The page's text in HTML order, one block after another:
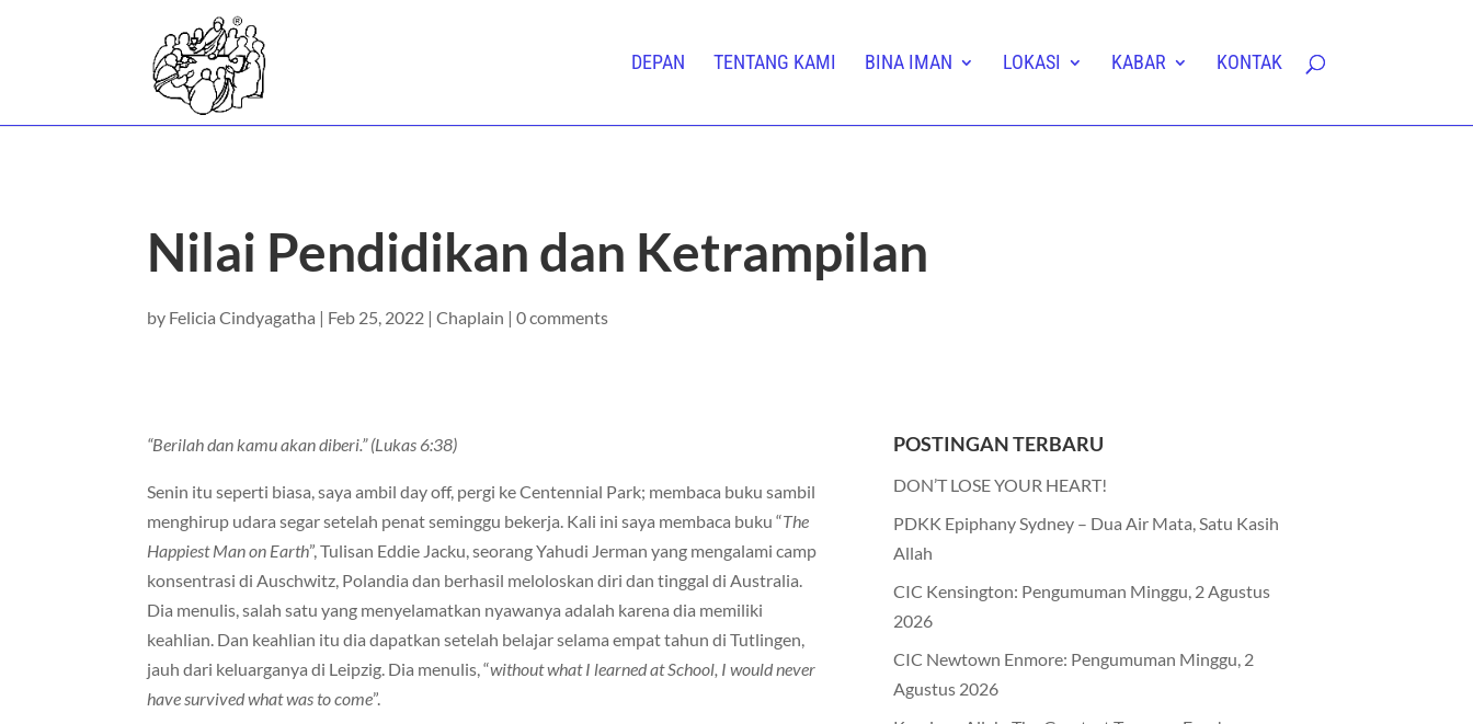
DEPAN TENTANG KAMI BINA IMAN LOKASI KABAR KONTAK
Nilai Pendidikan dan Ketrampilan
by Felicia Cindyagatha | Feb 25, 2022 |Chaplain |0 comments
“Berilah dan kamu akan diberi.” (Lukas 6:38)
Senin itu seperti biasa, saya ambil day off, pergi ke Centennial Park; membaca buku sambil
menghirup udara segar setelah penat seminggu bekerja. Kali ini saya membaca buku “The
Happiest Man on Earth”, Tulisan Eddie Jacku, seorang Yahudi Jerman yang mengalami camp
konsentrasi di Auschwitz, Polandia dan berhasil meloloskan diri dan tinggal di Australia.
Dia menulis, salah satu yang menyelamatkan nyawanya adalah karena dia memiliki
keahlian. Dan keahlian itu dia dapatkan setelah belajar selama empat tahun di Tutlingen,
jauh dari keluarganya di Leipzig. Dia menulis, “without what I learned at School, I would never
have survived what was to come”.
POSTINGAN TERBARU
DON’T LOSE YOUR HEART!
PDKK Epiphany Sydney – Dua Air Mata, Satu Kasih
Allah
CIC Kensington: Pengumuman Minggu, 2 Agustus
2026
CIC Newtown Enmore: Pengumuman Minggu, 2
Agustus 2026